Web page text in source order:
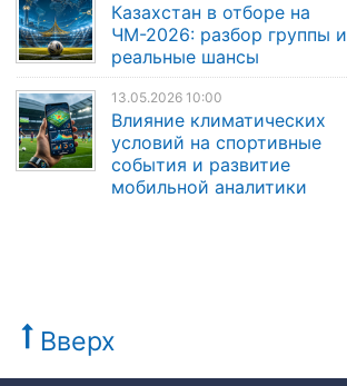
Казахстан в отборе на
ЧМ-2026: разбор группы и
реальные шансы
13.05.2026 10:00
Влияние климатических
условий на спортивные
события и развитие
мобильной аналитики
Вверх